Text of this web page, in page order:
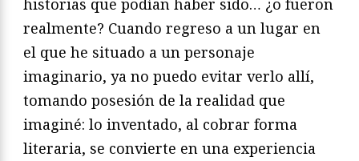
historias que podían haber sido… ¿o fueron
realmente? Cuando regreso a un lugar en
el que he situado a un personaje
imaginario, ya no puedo evitar verlo allí,
tomando posesión de la realidad que
imaginé: lo inventado, al cobrar forma
literaria, se convierte en una experiencia